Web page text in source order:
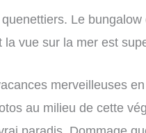
Le
vue sur la mer est
merveilleuses
au milieu de cette